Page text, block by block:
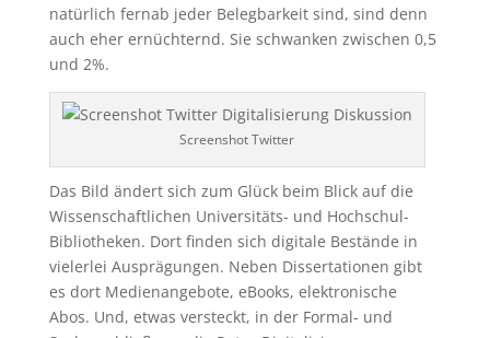
natürlich fernab jeder Belegbarkeit sind, sind denn
auch eher ernüchternd. Sie schwanken zwischen 0,5
und 2%.
Screenshot Twitter
Das Bild ändert sich zum Glück beim Blick auf die
Wissenschaftlichen Universitäts- und Hochschul-
Bibliotheken. Dort finden sich digitale Bestände in
vielerlei Ausprägungen. Neben Dissertationen gibt
es dort Medienangebote, eBooks, elektronische
Abos. Und, etwas versteckt, in der Formal- und